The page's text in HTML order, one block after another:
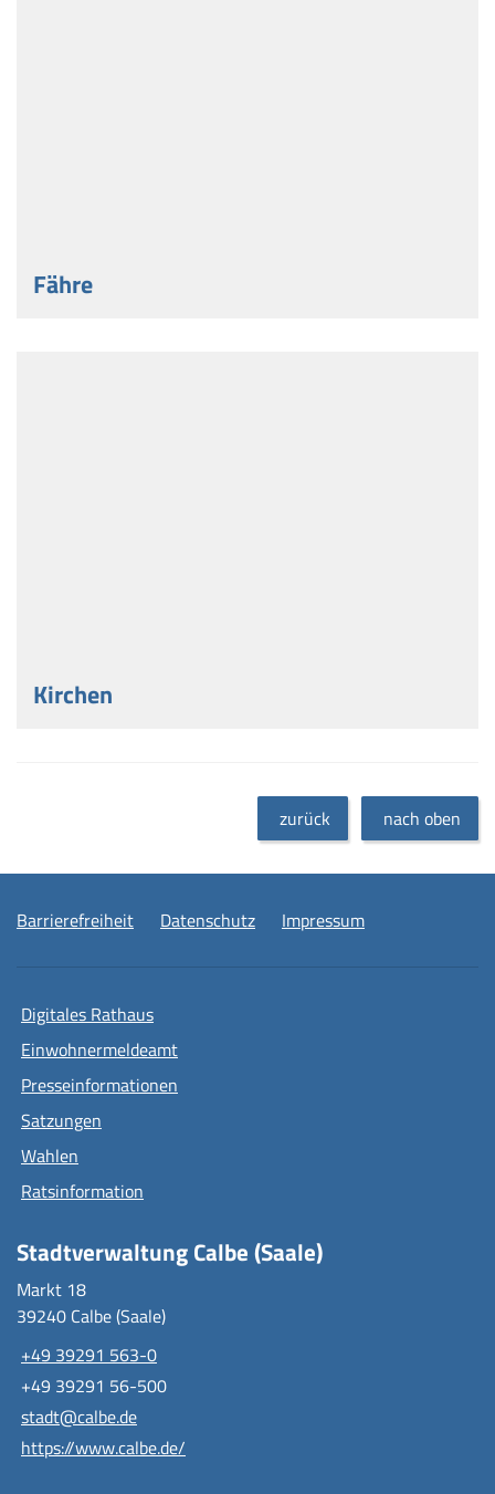
Fähre
Kirchen
zurück nach oben
Barrierefreiheit Datenschutz Impressum
Digitales Rathaus
Einwohnermeldeamt
Presseinformationen
Satzungen
Wahlen
Ratsinformation
Stadtverwaltung Calbe (Saale)
Markt 18
39240 Calbe (Saale)
+49 39291 563-0
+49 39291 56-500
stadt@calbe.de
https://www.calbe.de/